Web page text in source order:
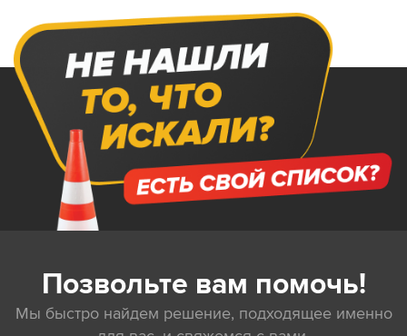
Позвольте вам помочь!
Мы быстро найдем решение, подходящее именно